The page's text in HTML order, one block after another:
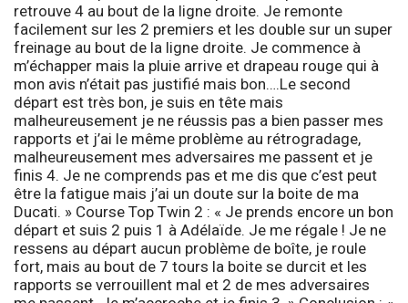
retrouve 4 au bout de la ligne droite. Je remonte
facilement sur les 2 premiers et les double sur un super
freinage au bout de la ligne droite. Je commence à
m’échapper mais la pluie arrive et drapeau rouge qui à
mon avis n’était pas justifié mais bon….Le second
départ est très bon, je suis en tête mais
malheureusement je ne réussis pas a bien passer mes
rapports et j’ai le même problème au rétrogradage,
malheureusement mes adversaires me passent et je
finis 4. Je ne comprends pas et me dis que c’est peut
être la fatigue mais j’ai un doute sur la boite de ma
Ducati. » Course Top Twin 2 : « Je prends encore un bon
départ et suis 2 puis 1 à Adélaïde. Je me régale ! Je ne
ressens au départ aucun problème de boîte, je roule
fort, mais au bout de 7 tours la boite se durcit et les
rapports se verrouillent mal et 2 de mes adversaires